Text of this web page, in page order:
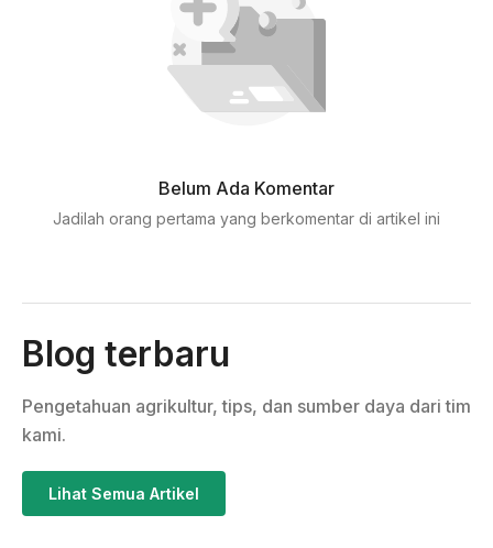
Belum Ada Komentar
Jadilah orang pertama yang berkomentar di artikel ini
Blog terbaru
Pengetahuan agrikultur, tips, dan sumber daya dari tim
kami.
Lihat Semua Artikel